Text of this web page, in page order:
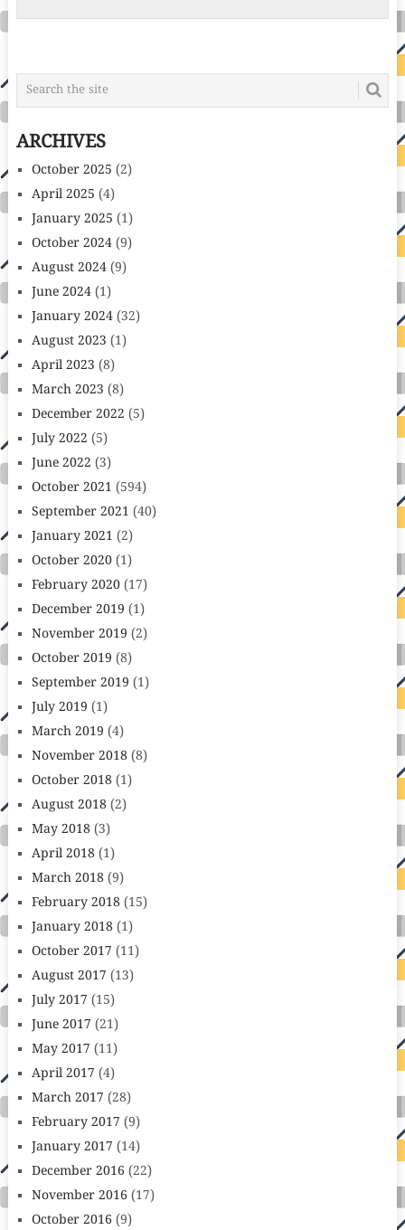
ARCHIVES
October 2025 (2)
April 2025 (4)
January 2025 (1)
October 2024(9)
August 2024(9)
June 2024(1)
January 2024(32)
August 2023 (1)
April 2023 (8)
March 2023 (8)
December 2022 (5)
July 2022 (5)
June 2022 (3)
October 2021 (594)
September 2021 (40)
January 2021 (2)
October 2020(1)
February 2020(17)
December 2019 (1)
November 2019 (2)
October 2019 (8)
September 2019 (1)
July 2019 (1)
March 2019 (4)
November 2018(8)
October 2018(1)
August 2018(2)
May 2018(3)
April 2018(1)
March 2018(9)
February 2018(15)
January 2018(1)
October 2017 (11)
August 2017 (13)
July 2017 (15)
June 2017 (21)
May 2017 (11)
April 2017 (4)
March 2017 (28)
February 2017 (9)
January 2017 (14)
December 2016 (22)
November 2016 (17)
October 2016 (9)